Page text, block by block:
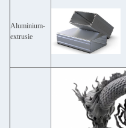
Aluminium-
extrusie